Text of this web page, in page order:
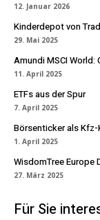
12. Januar 2026
Kinderdepot von
29. Mai 2025
Amundi MSCI
11. April 2025
ETFs aus der Spur
7. April 2025
Börsenticker als
1. April 2025
WisdomTree Europe
27. März 2025
Für Sie